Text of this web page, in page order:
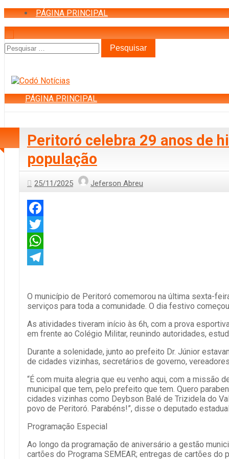
PÁGINA PRINCIPAL
Pesquisar
por:
PÁGINA PRINCIPAL
Peritoró celebra 29 anos de
população
25/11/2025 Jeferson Abreu
Facebook
Twitter
WhatsApp
O município de Peritoró comemorou na última sexta-
serviços para toda a comunidade. O dia festivo
As atividades tiveram início às 6h, com a prova
em frente ao Colégio Militar, reunindo autoridades,
Durante a solenidade, junto ao prefeito Dr. Júnior
de cidades vizinhas, secretários de governo,
“É com muita alegria que eu venho aqui, com a
municipal que tem, pelo prefeito que tem. Quero
cidades vizinhas como Deybson Balé de Trizidela do
povo de Peritoró. Parabéns!”, disse o deputado
Programação Especial
Ao longo da programação de aniversário a gestão
cartões do Programa SEMEAR; entregas de cartões